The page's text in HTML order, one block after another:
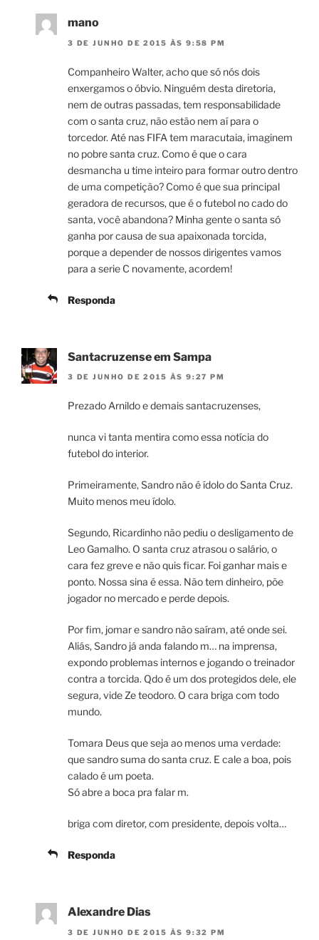
mano
3 DE JUNHO DE 2015 ÀS 9:58 PM
Companheiro Walter, acho que só nós dois
enxergamos o óbvio. Ninguém desta diretoria,
nem de outras passadas, tem responsabilidade
com o santa cruz, não estão nem aí para o
torcedor. Até nas FIFA tem maracutaia, imaginem
no pobre santa cruz. Como é que o cara
desmancha u time inteiro para formar outro dentro
de uma competição? Como é que sua principal
geradora de recursos, que é o futebol no cado do
santa, você abandona? Minha gente o santa só
ganha por causa de sua apaixonada torcida,
porque a depender de nossos dirigentes vamos
para a serie C novamente, acordem!
Responda
Santacruzense em Sampa
3 DE JUNHO DE 2015 ÀS 9:27 PM
Prezado Arnildo e demais santacruzenses,
nunca vi tanta mentira como essa notícia do
futebol do interior.
Primeiramente, Sandro não é ídolo do Santa Cruz.
Muito menos meu ídolo.
Segundo, Ricardinho não pediu o desligamento de
Leo Gamalho. O santa cruz atrasou o salário, o
cara fez greve e não quis ficar. Foi ganhar mais e
ponto. Nossa sina é essa. Não tem dinheiro, põe
jogador no mercado e perde depois.
Por fim, jomar e sandro não saíram, até onde sei.
Aliás, Sandro já anda falando m… na imprensa,
expondo problemas internos e jogando o treinador
contra a torcida. Qdo é um dos protegidos dele, ele
segura, vide Ze teodoro. O cara briga com todo
mundo.
Tomara Deus que seja ao menos uma verdade:
que sandro suma do santa cruz. E cale a boa, pois
calado é um poeta.
Só abre a boca pra falar m.
briga com diretor, com presidente, depois volta…
Responda
Alexandre Dias
3 DE JUNHO DE 2015 ÀS 9:32 PM